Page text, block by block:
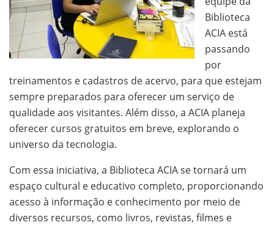
Biblioteca
ACIA está
passando
por
treinamentos e cadastros de acervo, para que estejam
sempre preparados para oferecer um serviço de
qualidade aos visitantes. Além disso, a ACIA planeja
oferecer cursos gratuitos em breve, explorando o
universo da tecnologia.
Com essa iniciativa, a Biblioteca ACIA se tornará um
espaço cultural e educativo completo, proporcionando
acesso à informação e conhecimento por meio de
diversos recursos, como livros, revistas, filmes e